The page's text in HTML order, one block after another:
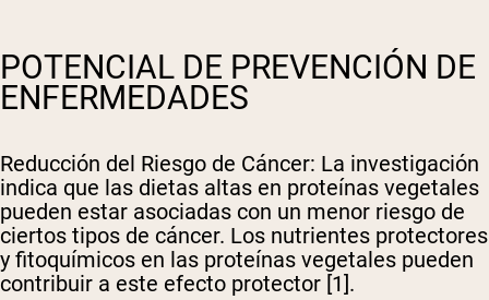
POTENCIAL DE PREVENCIÓN DE
ENFERMEDADES
Reducción del Riesgo de Cáncer: La investigación
indica que las dietas altas en proteínas vegetales
pueden estar asociadas con un menor riesgo de
ciertos tipos de cáncer. Los nutrientes protectores
y fitoquímicos en las proteínas vegetales pueden
contribuir a este efecto protector [1].
Shipping Country: Language: